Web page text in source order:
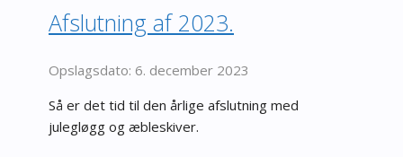
Afslutning af 2023.
6. december 2023
Så er det tid til den årlige afslutning med
julegløgg og æbleskiver.